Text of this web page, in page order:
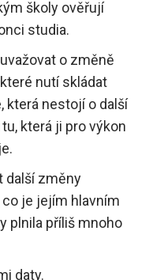
školy ověřují
studia.
o změně
nutí skládat
která nestojí o další
která ji pro výkon
další změny
je jejím hlavním
plnila příliš mnoho
daty.